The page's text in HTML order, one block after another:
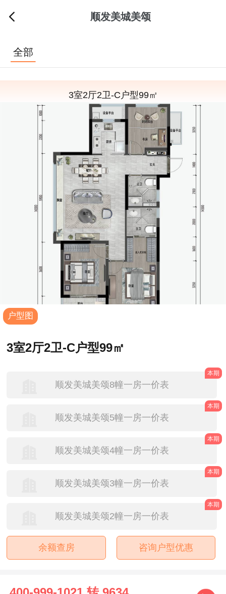
顺发美城美颂
全部
3室2厅2卫-C户型99㎡
户型图
3室2厅2卫-C户型99㎡
顺发美城美颂8幢一房一价表
本期
顺发美城美颂5幢一房一价表
本期
顺发美城美颂4幢一房一价表
本期
顺发美城美颂3幢一房一价表
本期
顺发美城美颂2幢一房一价表
本期
余额查房 咨询户型优惠